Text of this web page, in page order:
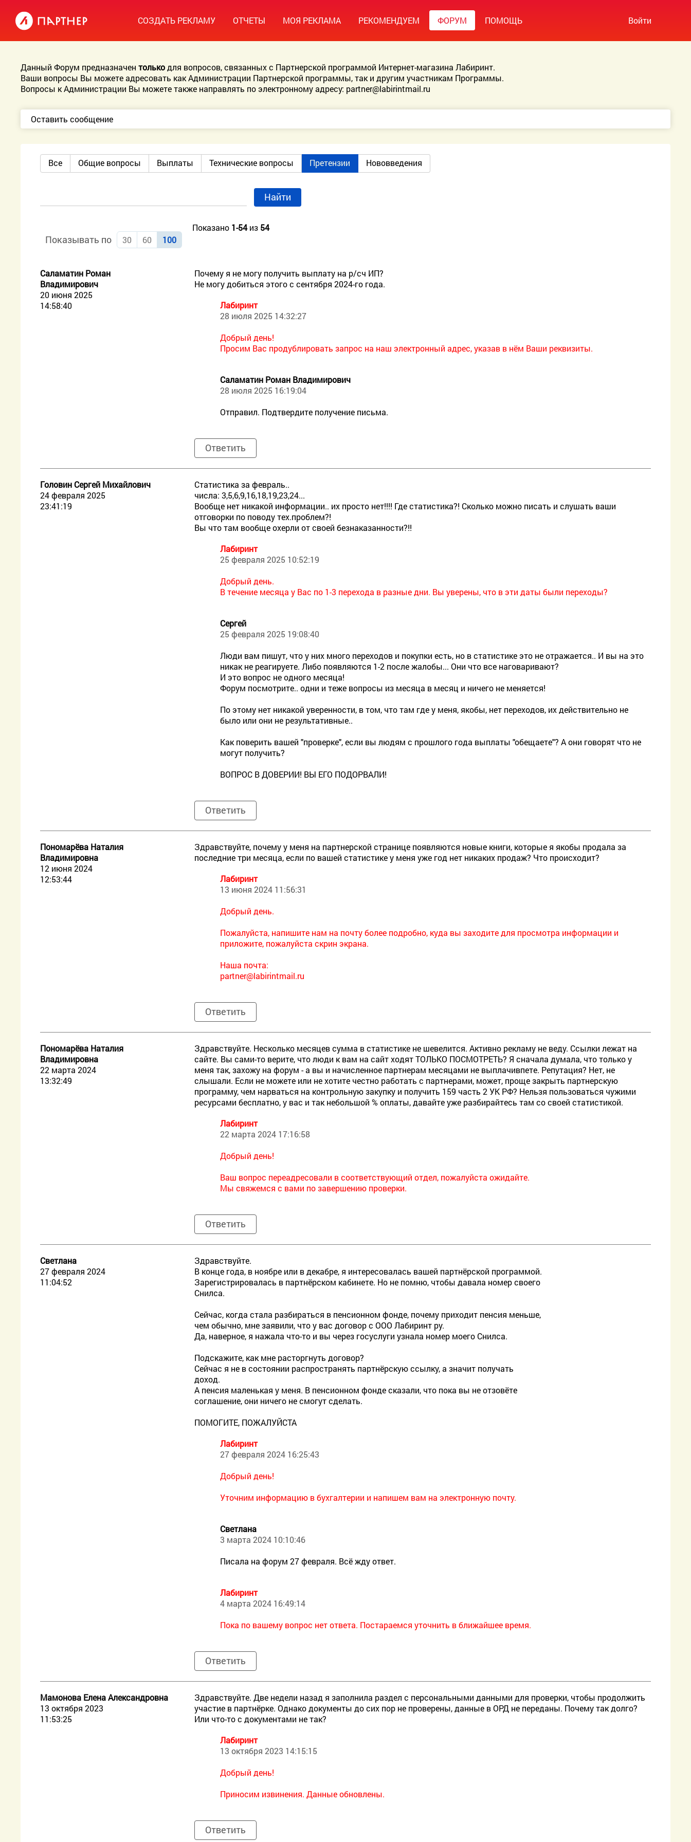
СОЗДАТЬ РЕКЛАМУ ОТЧЕТЫ МОЯ РЕКЛАМА РЕКОМЕНДУЕМ ФОРУМ ПОМОЩЬ Войти
Данный Форум предназначентолькодля вопросов, связанных с Партнерской программой Интернет-магазина Лабиринт.
Ваши вопросы Вы можете адресовать как Администрации Партнерской программы, так и другим участникам Программы.
Вопросы к Администрации Вы можете также направлять по электронному адресу: partner@labirintmail.ru
Оставить сообщение
Все Общие вопросы Выплаты Технические вопросы Претензии Нововведения
Найти
Показано 1-54из 54
Показывать по 30 60 100
Саламатин Роман
Владимирович
20 июня 2025
14:58:40
Почему я не могу получить выплату на р/сч ИП?
Не могу добиться этого с сентября 2024-го года.
Лабиринт
28 июля 2025 14:32:27
Добрый день!
Просим Вас продублировать запрос на наш электронный адрес, указав в нём Ваши реквизиты.
Саламатин Роман Владимирович
28 июля 2025 16:19:04
Отправил. Подтвердите получение письма.
Ответить
Головин Сергей Михайлович
24 февраля 2025
23:41:19
Статистика за февраль..
числа: 3,5,6,9,16,18,19,23,24...
Вообще нет никакой информации.. их просто нет!!!! Где статистика?! Сколько можно писать и слушать ваши
отговорки по поводу тех.проблем?!
Вы что там вообще охерли от своей безнаказанности?!!
Лабиринт
25 февраля 2025 10:52:19
Добрый день.
В течение месяца у Вас по 1-3 перехода в разные дни. Вы уверены, что в эти даты были переходы?
Сергей
25 февраля 2025 19:08:40
Люди вам пишут, что у них много переходов и покупки есть, но в статистике это не отражается.. И вы на это
никак не реагируете. Либо появляются 1-2 после жалобы... Они что все наговаривают?
И это вопрос не одного месяца!
Форум посмотрите.. одни и теже вопросы из месяца в месяц и ничего не меняется!
По этому нет никакой уверенности, в том, что там где у меня, якобы, нет переходов, их действительно не
было или они не результативные..
Как поверить вашей "проверке", если вы людям с прошлого года выплаты "обещаете"? А они говорят что не
могут получить?
ВОПРОС В ДОВЕРИИ! ВЫ ЕГО ПОДОРВАЛИ!
Ответить
Пономарёва Наталия
Владимировна
12 июня 2024
12:53:44
Здравствуйте, почему у меня на партнерской странице появляются новые книги, которые я якобы продала за
последние три месяца, если по вашей статистике у меня уже год нет никаких продаж? Что происходит?
Лабиринт
13 июня 2024 11:56:31
Добрый день.
Пожалуйста, напишите нам на почту более подробно, куда вы заходите для просмотра информации и
приложите, пожалуйста скрин экрана.
Наша почта:
partner@labirintmail.ru
Ответить
Пономарёва Наталия
Владимировна
22 марта 2024
13:32:49
Здравствуйте. Несколько месяцев сумма в статистике не шевелится. Активно рекламу не веду. Ссылки лежат на
сайте. Вы сами-то верите, что люди к вам на сайт ходят ТОЛЬКО ПОСМОТРЕТЬ? Я сначала думала, что только у
меня так, захожу на форум - а вы и начисленное партнерам месяцами не выплачивпете. Репутация? Нет, не
слышали. Если не можете или не хотите честно работать с партнерами, может, проще закрыть партнерскую
программу, чем нарваться на контрольную закупку и получить 159 часть 2 УК РФ? Нельзя пользоваться чужими
ресурсами бесплатно, у вас и так небольшой % оплаты, давайте уже разбирайтесь там со своей статистикой.
Лабиринт
22 марта 2024 17:16:58
Добрый день!
Ваш вопрос переадресовали в соответствующий отдел, пожалуйста ожидайте.
Мы свяжемся с вами по завершению проверки.
Ответить
Светлана
27 февраля 2024
11:04:52
Здравствуйте.
В конце года, в ноябре или в декабре, я интересовалась вашей партнёрской программой.
Зарегистрировалась в партнёрском кабинете. Но не помню, чтобы давала номер своего
Снилса.
Сейчас, когда стала разбираться в пенсионном фонде, почему приходит пенсия меньше,
чем обычно, мне заявили, что у вас договор с ООО Лабиринт ру.
Да, наверное, я нажала что-то и вы через госуслуги узнала номер моего Снилса.
Подскажите, как мне расторгнуть договор?
Сейчас я не в состоянии распространять партнёрскую ссылку, а значит получать
доход.
А пенсия маленькая у меня. В пенсионном фонде сказали, что пока вы не отзовёте
соглашение, они ничего не смогут сделать.
ПОМОГИТЕ, ПОЖАЛУЙСТА
Лабиринт
27 февраля 2024 16:25:43
Добрый день!
Уточним информацию в бухгалтерии и напишем вам на электронную почту.
Светлана
3 марта 2024 10:10:46
Писала на форум 27 февраля. Всё жду ответ.
Лабиринт
4 марта 2024 16:49:14
Пока по вашему вопрос нет ответа. Постараемся уточнить в ближайшее время.
Ответить
Мамонова Елена Александровна
13 октября 2023
11:53:25
Здравствуйте. Две недели назад я заполнила раздел с персональными данными для проверки, чтобы продолжить
участие в партнёрке. Однако документы до сих пор не проверены, данные в ОРД не переданы. Почему так долго?
Или что-то с документами не так?
Лабиринт
13 октября 2023 14:15:15
Добрый день!
Приносим извинения. Данные обновлены.
Ответить